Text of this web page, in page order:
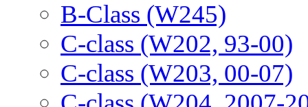
B-Class (W245)
C-class (W202, 93-00)
C-class (W203, 00-07)